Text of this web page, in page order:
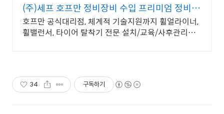
(주)세프 호프만 정비장비 수입 프리미엄 정비기
기
호프만 공식대리점, 체계적 기술지원까지 휠얼라이너,
휠밸런서, 타이어 탈착기 전문 설치/교육/사후관리까
34 구독하기